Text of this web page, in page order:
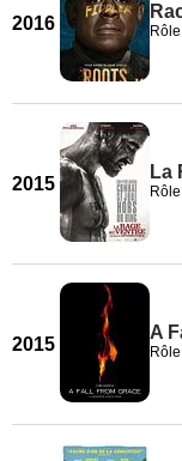
2016
2015
La
2015
A